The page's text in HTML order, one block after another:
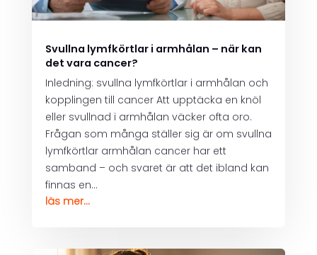
Svullna lymfkörtlar i armhålan – när kan
det vara cancer?
Inledning: svullna lymfkörtlar i armhålan och
kopplingen till cancer Att upptäcka en knöl
eller svullnad i armhålan väcker ofta oro.
Frågan som många ställer sig är om svullna
lymfkörtlar armhålan cancer har ett
samband – och svaret är att det ibland kan
finnas en...
läs mer...